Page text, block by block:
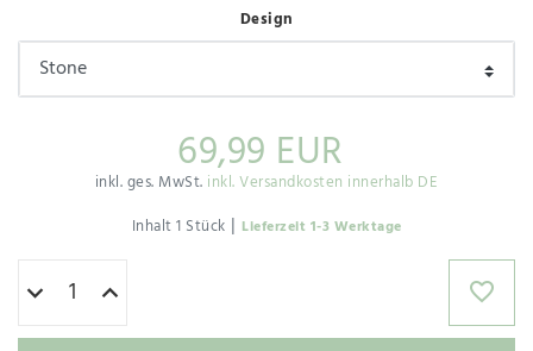
Design
69,99 EUR
inkl. ges. MwSt. inkl. Versandkosten innerhalb DE
Inhalt1 Stück | Lieferzeit 1-3 Werktage